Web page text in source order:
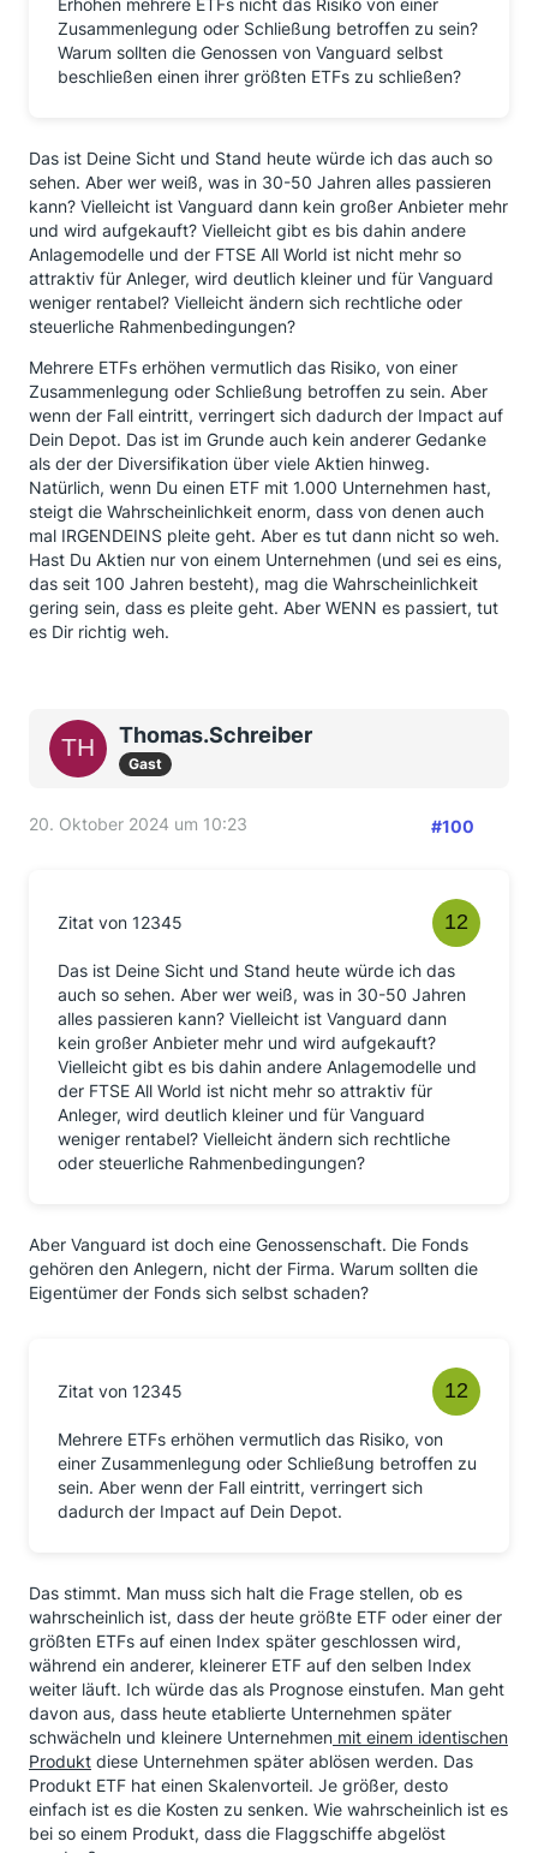
Erhöhen mehrere ETFs nicht das Risiko von einer
Zusammenlegung oder Schließung betroffen zu sein?
Warum sollten die Genossen von Vanguard selbst
beschließen einen ihrer größten ETFs zu schließen?
Das ist Deine Sicht und Stand heute würde ich das auch so
sehen. Aber wer weiß, was in 30-50 Jahren alles passieren
kann? Vielleicht ist Vanguard dann kein großer Anbieter mehr
und wird aufgekauft? Vielleicht gibt es bis dahin andere
Anlagemodelle und der FTSE All World ist nicht mehr so
attraktiv für Anleger, wird deutlich kleiner und für Vanguard
weniger rentabel? Vielleicht ändern sich rechtliche oder
steuerliche Rahmenbedingungen?
Mehrere ETFs erhöhen vermutlich das Risiko, von einer
Zusammenlegung oder Schließung betroffen zu sein. Aber
wenn der Fall eintritt, verringert sich dadurch der Impact auf
Dein Depot. Das ist im Grunde auch kein anderer Gedanke
als der der Diversifikation über viele Aktien hinweg.
Natürlich, wenn Du einen ETF mit 1.000 Unternehmen hast,
steigt die Wahrscheinlichkeit enorm, dass von denen auch
mal IRGENDEINS pleite geht. Aber es tut dann nicht so weh.
Hast Du Aktien nur von einem Unternehmen (und sei es eins,
das seit 100 Jahren besteht), mag die Wahrscheinlichkeit
gering sein, dass es pleite geht. Aber WENN es passiert, tut
es Dir richtig weh.
Thomas.Schreiber
Gast
20. Oktober 2024 um 10:23 #100
Zitat von 12345
Das ist Deine Sicht und Stand heute würde ich das
auch so sehen. Aber wer weiß, was in 30-50 Jahren
alles passieren kann? Vielleicht ist Vanguard dann
kein großer Anbieter mehr und wird aufgekauft?
Vielleicht gibt es bis dahin andere Anlagemodelle und
der FTSE All World ist nicht mehr so attraktiv für
Anleger, wird deutlich kleiner und für Vanguard
weniger rentabel? Vielleicht ändern sich rechtliche
oder steuerliche Rahmenbedingungen?
Aber Vanguard ist doch eine Genossenschaft. Die Fonds
gehören den Anlegern, nicht der Firma. Warum sollten die
Eigentümer der Fonds sich selbst schaden?
Zitat von 12345
Mehrere ETFs erhöhen vermutlich das Risiko, von
einer Zusammenlegung oder Schließung betroffen zu
sein. Aber wenn der Fall eintritt, verringert sich
dadurch der Impact auf Dein Depot.
Das stimmt. Man muss sich halt die Frage stellen, ob es
wahrscheinlich ist, dass der heute größte ETF oder einer der
größten ETFs auf einen Index später geschlossen wird,
während ein anderer, kleinerer ETF auf den selben Index
weiter läuft. Ich würde das als Prognose einstufen. Man geht
davon aus, dass heute etablierte Unternehmen später
schwächeln und kleinere Unternehmen mit einem identischen
Produkt diese Unternehmen später ablösen werden. Das
Produkt ETF hat einen Skalenvorteil. Je größer, desto
einfach ist es die Kosten zu senken. Wie wahrscheinlich ist es
bei so einem Produkt, dass die Flaggschiffe abgelöst